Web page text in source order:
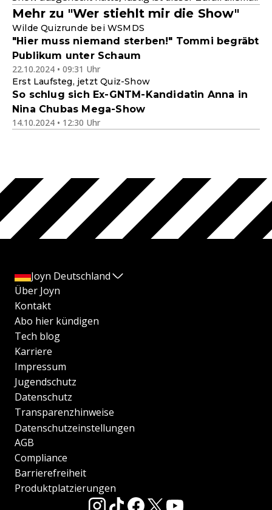
Mehr zu "Wer stiehlt mir die Show"
Wilde Quizrunde bei WSMDS
"Hier muss niemand sterben!" Tommi begräbt
Publikum unter Schaum
22.10.2024 • 09:31 Uhr
Erst Laufsteg, jetzt Quiz-Show
So schlug sich Ex-GNTM-Kandidatin Anna in
Nina Chubas Mega-Show
14.10.2024 • 12:30 Uhr
Joyn Deutschland
Über Joyn
Kontakt
Abo hier kündigen
Tech blog
Karriere
Impressum
Jugendschutz
Datenschutz
Transparenzhinweise
Datenschutzeinstellungen
AGB
Compliance
Barrierefreiheit
Produktplatzierungen